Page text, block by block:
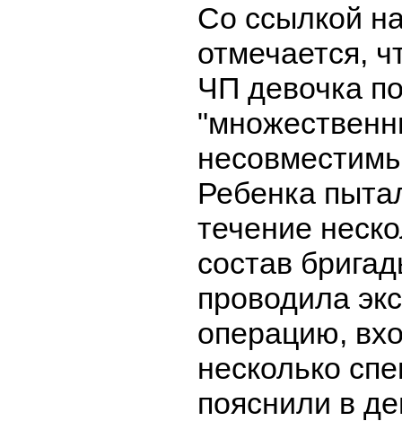
Со ссылкой
отмечается,
ЧП девочка
Ребенка
течение
состав
проводила
операцию,
несколько
пояснили в